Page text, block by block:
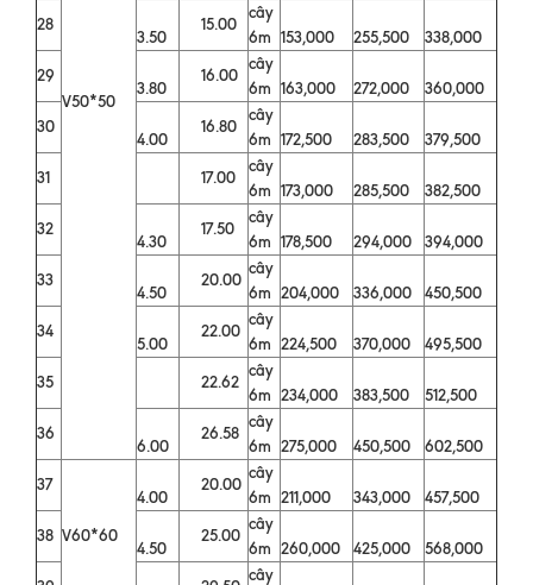
V50*50
28
3.50
15.00
cây
6m 153,000 255,500
338,000
29
3.80
16.00
cây
6m 163,000 272,000
360,000
30
4.00
16.80
cây
6m 172,500 283,500
379,500
31
17.00
cây
6m 173,000 285,500
382,500
32
4.30
17.50
cây
6m 178,500 294,000
394,000
33
4.50
20.00
cây
6m 204,000 336,000
450,500
34
5.00
22.00
cây
6m 224,500 370,000
495,500
35
22.62
cây
6m 234,000 383,500
512,500
36
6.00
26.58
cây
6m 275,000 450,500
602,500
37
V60*60
4.00
20.00
cây
6m 211,000 343,000
457,500
38
4.50
25.00
cây
6m 260,000 425,000
568,000
cây